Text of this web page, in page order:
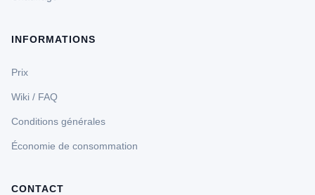
INFORMATIONS
Prix
Wiki / FAQ
Conditions générales
Économie de consommation
CONTACT